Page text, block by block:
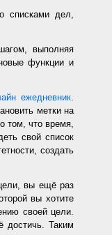
списками дел,
выполняя
функции и
ежедневник.
метки на
том, что время,
свой список
создать
вы ещё раз
вы хотите
своей цели.
достичь. Таким